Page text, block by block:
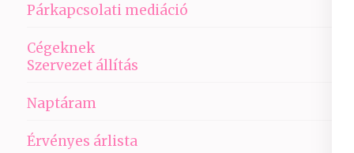
Párkapcsolati mediáció
Cégeknek
Szervezet állítás
Naptáram
Érvényes árlista